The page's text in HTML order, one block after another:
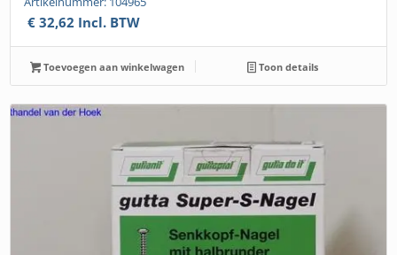
€ 32,62 Incl. BTW
Toevoegen aan winkelwagen Toon details